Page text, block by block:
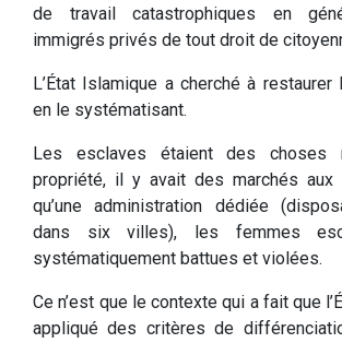
de travail catastrophiques en
immigrés privés de tout droit de
L’État Islamique a cherché à restaurer
en le systématisant.
Les esclaves étaient des choses
propriété, il y avait des marchés aux
qu’une administration dédiée
dans six villes), les femmes
systématiquement battues et violées.
Ce n’est que le contexte qui a fait que
appliqué des critères de